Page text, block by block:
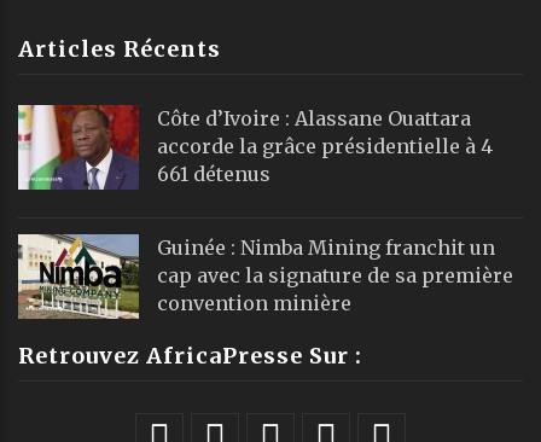
Articles Récents
Côte d’Ivoire : Alassane Ouattara
accorde la grâce présidentielle à 4
661 détenus
Guinée : Nimba Mining franchit un
cap avec la signature de sa première
convention minière
Retrouvez AfricaPresse Sur :